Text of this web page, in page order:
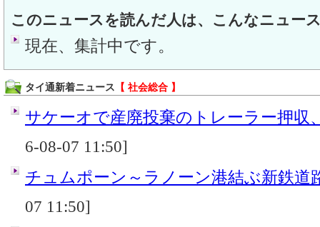
このニュースを読んだ人は、こんなニュー
現在、集計中です。
タイ通新着ニュース 【 社会総合 】
サケーオで産廃投棄のトレーラー押収
6-08-07 11:50]
チュムポーン～ラノーン港結ぶ新鉄道
07 11:50]